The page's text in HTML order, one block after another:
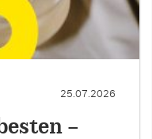
25.07.2026
–